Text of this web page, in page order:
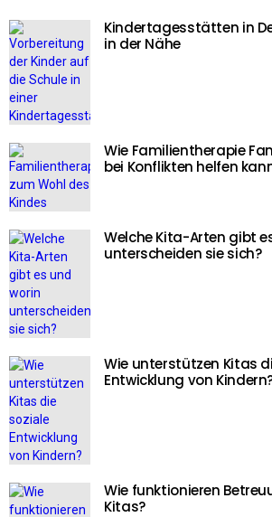
Kindertagesstätten in
in der Nähe
Wie Familientherapie
bei Konflikten helfen
Welche Kita-Arten gibt
unterscheiden sie sich?
Wie unterstützen Kitas
Entwicklung von
Wie funktionieren
Kitas?